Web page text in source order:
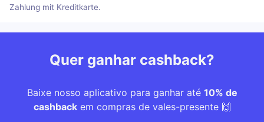
Zahlung mit Kreditkarte.
Quer ganhar cashback?
Baixe nosso aplicativo para ganhar até 10% de
cashbackem compras de vales-presente 🙌